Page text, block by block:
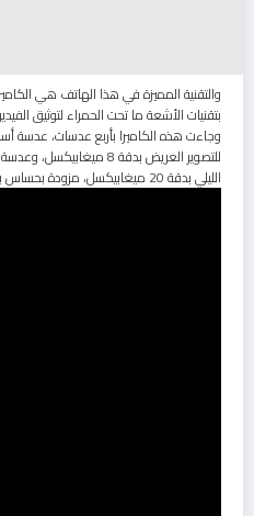
والتقنية المميزة في هذا الهاتف هي
بتقنيات الأشعة ما تحت الحمراء لتوثيق
الليلي بدقة 20 ميغابيكسل، مزودة بحساس بصري من نوع Sony IMX350.